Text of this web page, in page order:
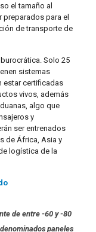
el tamaño al
preparados para el
de transporte de
Solo 25
sistemas
estar certificadas
vivos, además
algo que
y
ser entrenados
de África, Asia y
logística de la
de entre -60 y -80
paneles